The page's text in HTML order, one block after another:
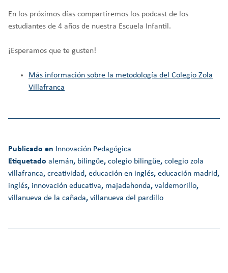
En los próximos días compartiremos los podcast de los
estudiantes de 4 años de nuestra Escuela Infantil.
¡Esperamos que te gusten!
Más información sobre la metodología del Colegio Zola
Villafranca
Publicado en Innovación Pedagógica
Etiquetado alemán, bilingüe, colegio bilingüe, colegio zola
villafranca, creatividad, educación en inglés, educación madrid,
inglés, innovación educativa, majadahonda, valdemorillo,
villanueva de la cañada, villanueva del pardillo